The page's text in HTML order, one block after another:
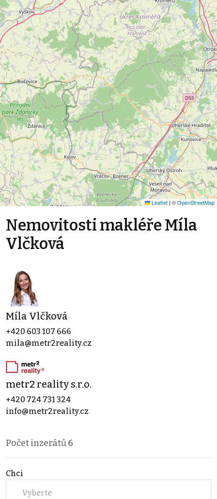
Leaflet|©OpenStreetMap
Nemovitosti makléře Míla
Vlčková
Míla Vlčková
+420 603 107 666
mila@metr2reality.cz
metr2 reality s.r.o.
+420 724 731 324
info@metr2reality.cz
Počet inzerátů6
Chci
Vyberte